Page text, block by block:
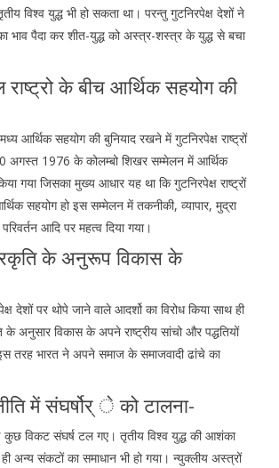
विश्व युद्ध भी हो सकता था। परन्तु गुटनिरपेक्ष देशों ने
का भाव पैदा कर शीत-युद्ध को अस्त्र-शस्त्र के युद्ध से बचा
राष्ट्रो के बीच आर्थिक सहयोग की
आर्थिक सहयोग की बुनियाद रखने में गुटनिरपेक्ष राष्ट्रों
अगस्त 1976 के कोलम्बो शिखर सम्मेलन में आर्थिक
गया जिसका मुख्य आधार यह था कि गुटनिरपेक्ष राष्ट्रों
सहयोग हो इस सम्मेलन में तकनीकी, व्यापार, मुद्रा
आदि पर महत्व दिया गया।
के अनुरूप विकास के
देशों पर थोपे जाने वाले आदर्शो का विरोध किया साथ ही
के अनुसार विकास के अपने राष्ट्रीय सांचो और पद्धतियों
तरह भारत ने अपने समाज के समाजवादी ढांचे का
में संघर्षोर् े को टालना-
कुछ विकट संघर्ष टल गए। तृतीय विश्व युद्ध की आशंका
अन्य संकटों का समाधान भी हो गया। न्युक्लीय अस्त्रों